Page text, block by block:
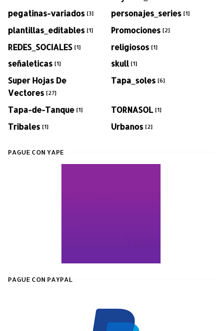
pegatinas-variados [3] personajes_series [1]
plantillas_editables [1] Promociones [2]
REDES_SOCIALES [1] religiosos [1]
señaleticas [1] skull [1]
Super Hojas De
Vectores [27]
Tapa_soles [6]
Tapa-de-Tanque [1] TORNASOL [1]
Tribales [1] Urbanos [2]
PAGUE CON YAPE
PAGUE CON PAYPAL